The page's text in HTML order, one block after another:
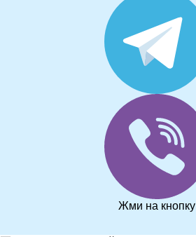
Жми на кнопку